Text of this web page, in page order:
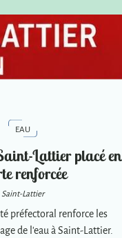
EAU
Lattier placé en
renforcée
Saint-Lattier
préfectoral renforce les
de l'eau à Saint-Lattier.